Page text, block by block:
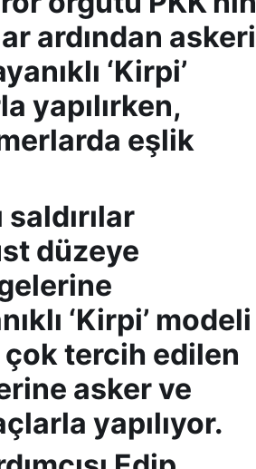
ardından askeri
‘Kirpi’
yapılırken,
eşlik
düzeye
‘Kirpi’ modeli
çok tercih edilen
asker ve
yapılıyor.